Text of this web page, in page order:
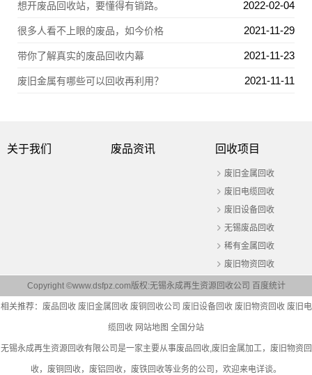
想开废品回收站，要懂得有销路。 2022-02-04
很多人看不上眼的废品，如今价格 2021-11-29
带你了解真实的废品回收内幕 2021-11-23
废旧金属有哪些可以回收再利用？ 2021-11-11
关于我们 废品资讯 回收项目
废旧金属回收
废旧电缆回收
废旧设备回收
无锡废品回收
稀有金属回收
废旧物资回收
Copyright ©www.dsfpz.com版权:无锡永成再生资源回收公司 百度统计
相关推荐： 废品回收 废旧金属回收 废铜回收公司 废旧设备回收 废旧物资回收 废旧电
缆回收 网站地图 全国分站
无锡永成再生资源回收有限公司是一家主要从事废品回收,废旧金属加工，废旧物资回
收，废铜回收，废铝回收，废铁回收等业务的公司，欢迎来电详谈。